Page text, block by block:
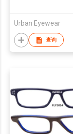
Urban Eyewear
查询